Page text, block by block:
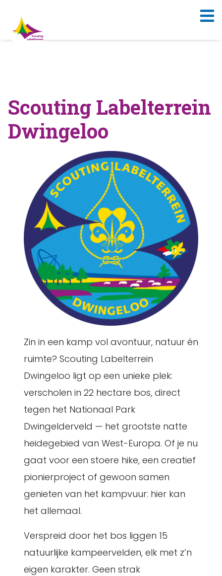
Scouting Labelterrein
Dwingeloo
Zin in een kamp vol avontuur, natuur én
ruimte? Scouting Labelterrein
Dwingeloo ligt op een unieke plek:
verscholen in 22 hectare bos, direct
tegen het Nationaal Park
Dwingelderveld — het grootste natte
heidegebied van West-Europa. Of je nu
gaat voor een stoere hike, een creatief
pionierproject of gewoon samen
genieten van het kampvuur: hier kan
het allemaal.
Verspreid door het bos liggen 15
natuurlijke kampeervelden, elk met z’n
eigen karakter. Geen strak